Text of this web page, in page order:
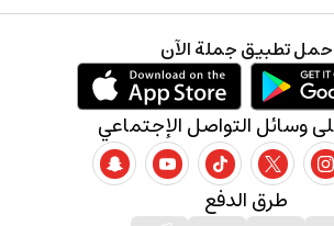
طرق الدفع
وسائل التواصل الإجتماعي
حمل تطبيق جملة الآن